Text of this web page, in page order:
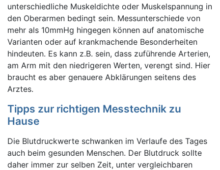
unterschiedliche Muskeldichte oder Muskelspannung in
den Oberarmen bedingt sein. Messunterschiede von
mehr als 10mmHg hingegen können auf anatomische
Varianten oder auf krankmachende Besonderheiten
hindeuten. Es kann z.B. sein, dass zuführende Arterien,
am Arm mit den niedrigeren Werten, verengt sind. Hier
braucht es aber genauere Abklärungen seitens des
Arztes.
Tipps zur richtigen Messtechnik zu
Hause
Die Blutdruckwerte schwanken im Verlaufe des Tages
auch beim gesunden Menschen. Der Blutdruck sollte
daher immer zur selben Zeit, unter vergleichbaren